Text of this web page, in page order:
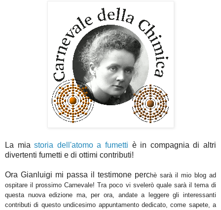
La miastoria dell'atomo a fumetti è in compagnia di altri
divertenti fumetti e di ottimi contributi!
Ora Gianluigi mi passa il testimone perchè sarà il mio blog ad
ospitare il prossimo Carnevale! Tra poco vi svelerò quale sarà il tema di
questa nuova edizione ma, per ora, andate a leggere gli interessanti
contributi di questo undicesimo appuntamento dedicato, come sapete, a